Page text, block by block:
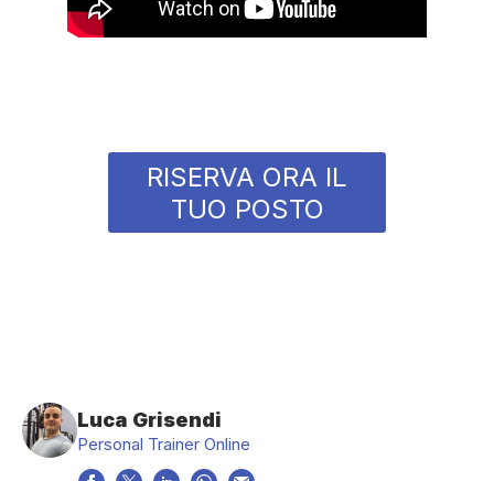
RISERVA ORA IL
TUO POSTO
Luca Grisendi
Personal Trainer Online